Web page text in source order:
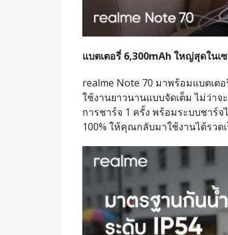
แบตเตอรี่ 6,300mAh ใหญ่สุดในเ
realme Note 70 มาพร้อมแบตเต
ใช้งานยาวนานแบบจัดเต็ม ไม่ว่า
การชาร์จ 1 ครั้ง พร้อมระบบชาร์จ
100% ให้คุณกลับมาใช้งานได้รวด